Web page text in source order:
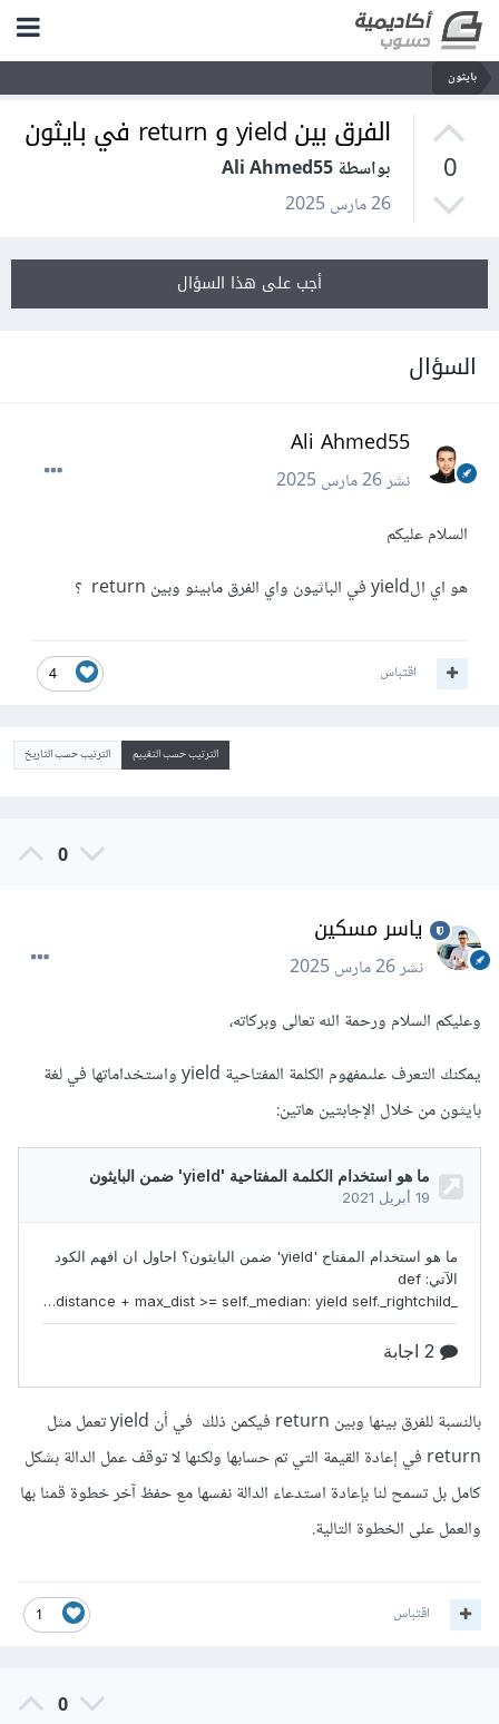
بايثون
0
الفرق بين yield و return في بايثون
بواسطة Ali Ahmed55
26 مارس 2025
أجب على هذا السؤال
السؤال
Ali Ahmed55
نشر26 مارس 2025
السلام عليكم
هو اي الyield في الباثيون واي الفرق مابينو وبين return ؟
4 اقتباس
الترتيب حسب التقييم الترتيب حسب التاريخ
0
ياسر مسكين
نشر26 مارس 2025
وعليكم السلام ورحمة الله تعالى وبركاته،
يمكنك التعرف علىمفهوم الكلمة المفتاحية yield واستخداماتها في لغة
بايثون من خلال الإجابتين هاتين:
بالنسبة للفرق بينها وبين return فيكمن ذلك في أن yield تعمل مثل
return في إعادة القيمة التي تم حسابها ولكنها لا توقف عمل الدالة بشكل
كامل بل تسمح لنا بإعادة استدعاء الدالة نفسها مع حفظ آخر خطوة قمنا بها
والعمل على الخطوة التالية.
1 اقتباس
0